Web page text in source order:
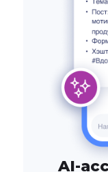
AI-